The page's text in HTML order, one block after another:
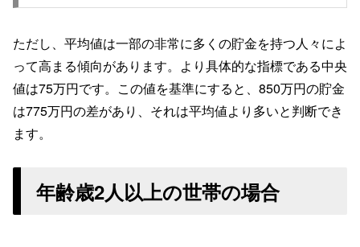
ただし、平均値は一部の非常に多くの貯金を持つ人々によ
って高まる傾向があります。より具体的な指標である中央
値は75万円です。この値を基準にすると、850万円の貯金
は775万円の差があり、それは平均値より多いと判断でき
ます。
年齢歳2人以上の世帯の場合